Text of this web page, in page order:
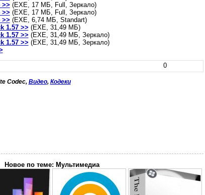
>> (EXE, 17 МБ, Full, Зеркало)
>> (EXE, 17 МБ, Full, Зеркало)
>> (EXE, 6,74 МБ, Standart)
1.57 >> (EXE, 31,49 МБ)
1.57 >> (EXE, 31,49 МБ, Зеркало)
1.57 >> (EXE, 31,49 МБ, Зеркало)
0
Codec, Видео, Кодеки
Новое по теме: Мультимедиа